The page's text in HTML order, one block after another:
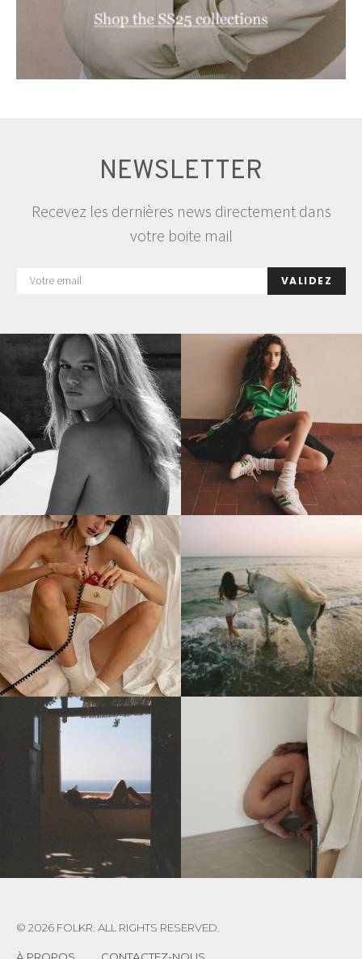
NEWSLETTER
Recevez les dernières news directement dans
votre boite mail
VALIDEZ
© 2026 FOLKR. ALL RIGHTS RESERVED.
À PROPOS CONTACTEZ-NOUS